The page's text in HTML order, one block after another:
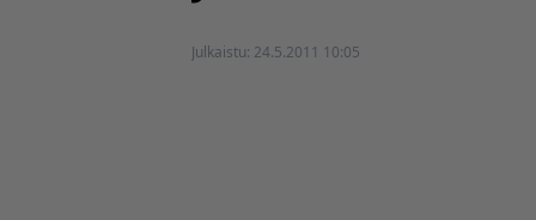
Julkaistu: 24.5.2011 10:05